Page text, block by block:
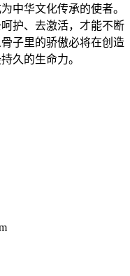
中华文化传承的使者。
护、去激活，才能不断
子里的骄傲必将在创造
久的生命力。